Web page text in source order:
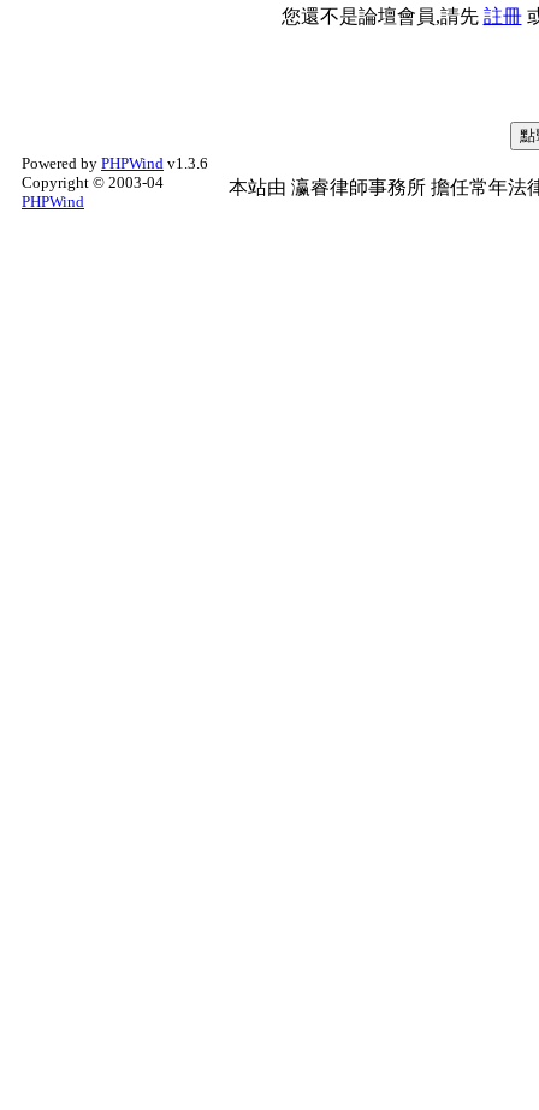
您還不是論壇會員,請先 註冊
Powered by PHPWind v1.3.6
Copyright © 2003-04
PHPWind
本站由 瀛睿律師事務所 擔任常年法